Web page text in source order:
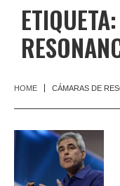
ETIQUETA:
HOME CÁMARAS DE